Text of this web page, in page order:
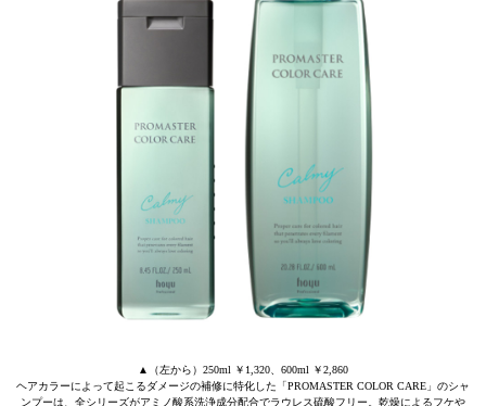
▲（左から）250ml ￥1,320、600ml ￥2,860
ヘアカラーによって起こるダメージの補修に特化した「PROMASTER COLOR CARE」のシャ
ンプーは、全シリーズがアミノ酸系洗浄成分配合でラウレス硫酸フリー。乾燥によるフケや